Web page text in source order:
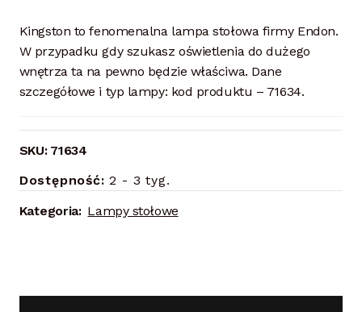
Kingston to fenomenalna lampa stołowa firmy Endon.
W przypadku gdy szukasz oświetlenia do dużego
wnętrza ta na pewno będzie właściwa. Dane
szczegółowe i typ lampy: kod produktu – 71634.
SKU: 71634
Dostępność: 2 - 3 tyg.
Kategoria: Lampy stołowe